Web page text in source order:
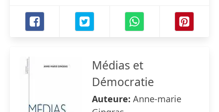
Médias et
Démocratie
Auteure: Anne-marie